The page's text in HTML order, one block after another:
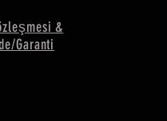
&
Garanti